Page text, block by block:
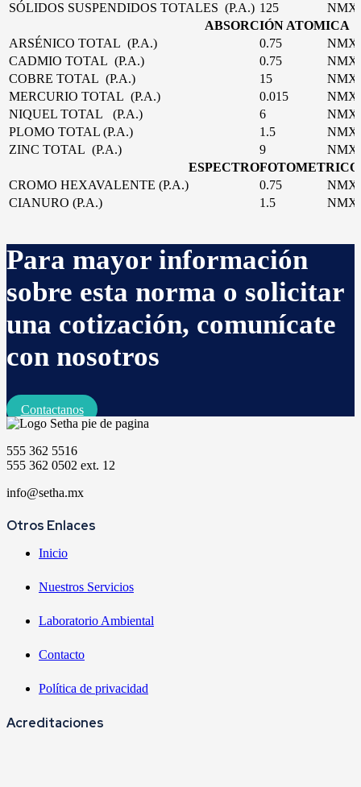
SÓLIDOS SUSPENDIDOS TOTALES (P.A.) 125
ABSORCIÓN ATOMICA
ARSÉNICO TOTAL (P.A.)
0.75
CADMIO TOTAL (P.A.)
0.75
COBRE TOTAL (P.A.)
15
MERCURIO TOTAL (P.A.)
0.015
NIQUEL TOTAL (P.A.)
6
PLOMO TOTAL (P.A.)
1.5
ZINC TOTAL (P.A.)
9
CROMO HEXAVALENTE (P.A.)
0.75
CIANURO (P.A.)
1.5
Para mayor información
sobre esta norma o solicitar
una cotización, comunícate
con nosotros
Contactanos
555 362 5516
555 362 0502 ext. 12
info@setha.mx
Otros Enlaces
Inicio
Nuestros Servicios
Laboratorio Ambiental
Contacto
Política de privacidad
Acreditaciones